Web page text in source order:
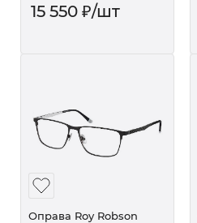
15 550 ₽/шт
Оправа Roy Robson